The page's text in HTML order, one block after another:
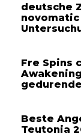
deutsche
Fre Spins
Beste
Teutonia